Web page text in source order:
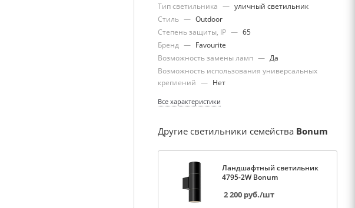
Тип светильника — уличный светильник
Стиль — Outdoor
Степень защиты, IP — 65
Бренд — Favourite
Возможность замены ламп — Да
Возможность использования универсальных
креплений — Нет
Все характеристики
Другие светильники семейства Bonum
Ландшафтный светильник
4795-2W Bonum
2 200 руб./шт